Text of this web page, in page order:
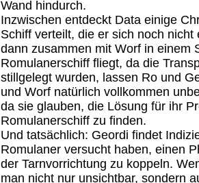
Wand hindurch.
Inzwischen entdeckt Data einige
Schiff verteilt, die er sich noch nicht
dann zusammen mit Worf in einem
Romulanerschiff fliegt, da die
stillgelegt wurden, lassen Ro und
und Worf natürlich vollkommen
da sie glauben, die Lösung für ihr
Romulanerschiff zu finden.
Und tatsächlich: Geordi findet
Romulaner versucht haben, einen
der Tarnvorrichtung zu koppeln.
man nicht nur unsichtbar, sondern